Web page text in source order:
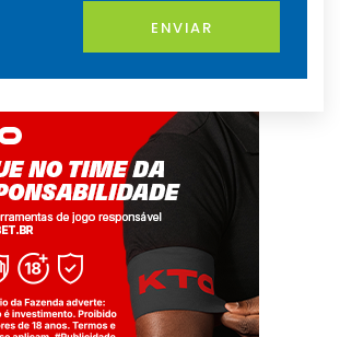
ENVIAR